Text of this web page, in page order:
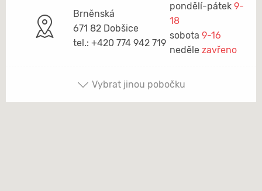
Brněnská
671 82 Dobšice
tel.: +420 774 942 719
pondělí-pátek 9-
18
sobota 9-16
neděle zavřeno
Vybrat jinou pobočku